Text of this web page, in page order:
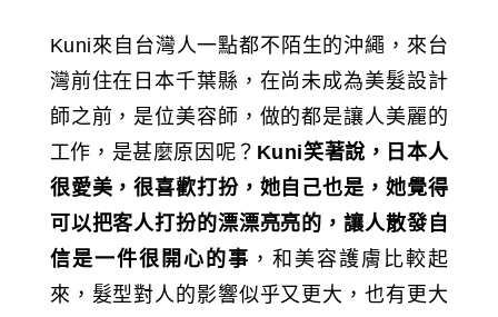
Kuni來自台灣人一點都不陌生的沖繩，來台
灣前住在日本千葉縣，在尚未成為美髮設計
師之前，是位美容師，做的都是讓人美麗的
工作，是甚麼原因呢？ Kuni笑著說，日本人
很愛美，很喜歡打扮，她自己也是，她覺得
可以把客人打扮的漂漂亮亮的，讓人散發自
信是一件很開心的事 ，和美容護膚比較起
來，髮型對人的影響似乎又更大，也有更大